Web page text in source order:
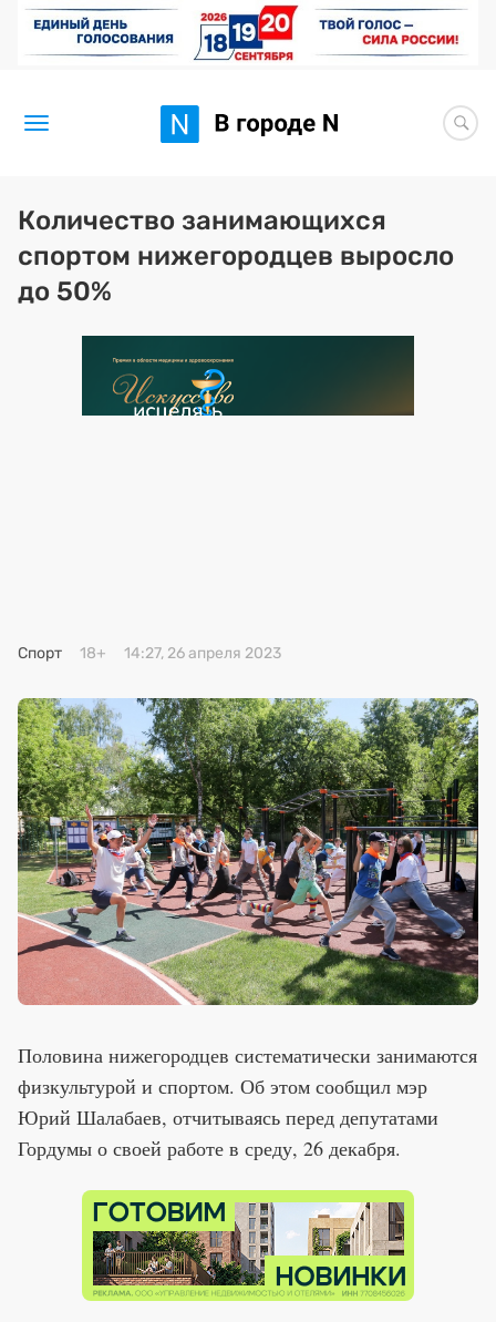
Новости
Статьи
BORЩ
Искусство исцелять
Количество занимающихся
спортом нижегородцев выросло
до 50%
Спорт 18+ 14:27, 26 апреля 2023
Половина нижегородцев систематически занимаются
физкультурой и спортом. Об этом сообщил мэр
Юрий Шалабаев, отчитываясь перед депутатами
Гордумы о своей работе в среду, 26 декабря.